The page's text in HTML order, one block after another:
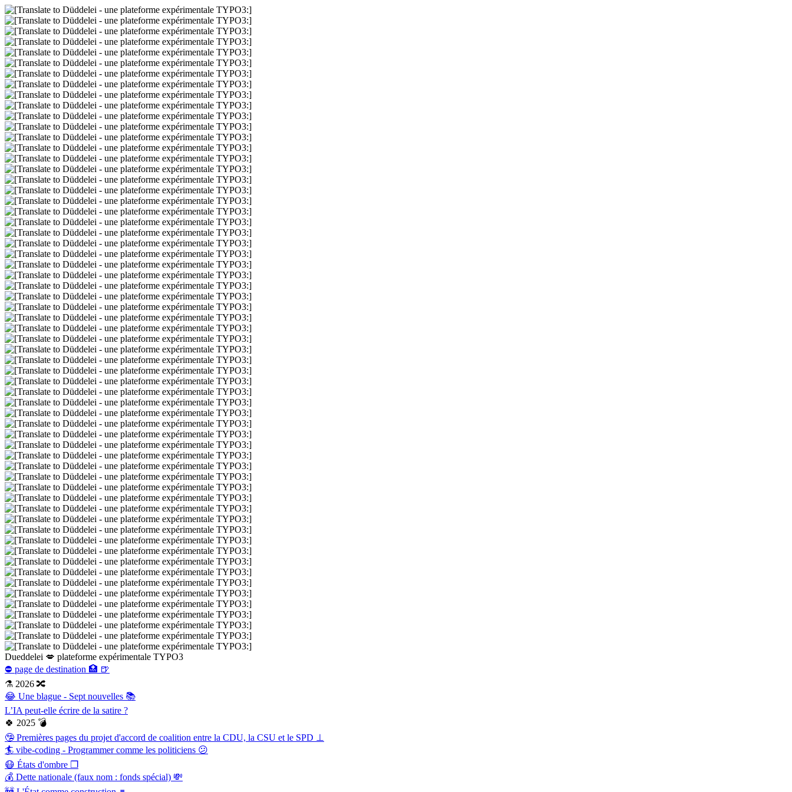
Dueddelei 💋 plateforme expérimentale TYPO3
⛔ page de destination 🏥 🍺
⚗ 2026 🔀
😂 Une blague - Sept nouvelles 📚
L’IA peut-elle écrire de la satire ?
🍀 2025 💣
🤥 Premières pages du projet d'accord de coalition entre la CDU, la CSU et le SPD ⊥
🏄 vibe-coding - Programmer comme les politiciens 😕
😷 États d'ombre ❐
💰 Dette nationale (faux nom : fonds spécial) 💸